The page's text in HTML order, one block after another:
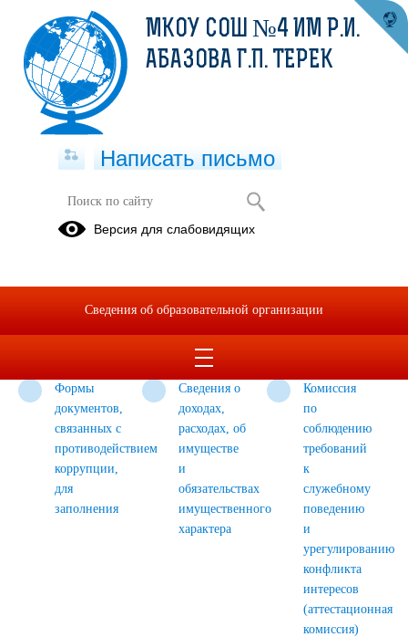
Противодействие коррупции
противодействия
Формы
документов,
связанных с
противодействием
коррупции,
для
заполнения
Сведения о
доходах,
расходах, об
имуществе
и
обязательствах
имущественного
характера
Комиссия
по
соблюдению
требований
к
служебному
поведению
и
урегулированию
конфликта
интересов
(аттестационная
комиссия)
МКОУ СОШ №4 ИМ Р.И.
АБАЗОВА Г.П. ТЕРЕК
Написать письмо
Версия для слабовидящих
Сведения об образовательной организации